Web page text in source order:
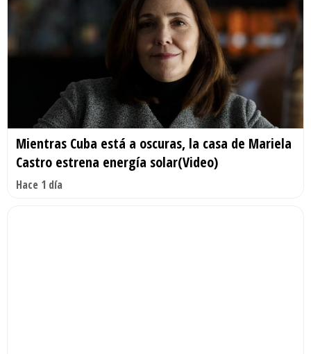
Mientras Cuba está a oscuras, la casa de Mariela
Castro estrena energía solar(Video)
Hace 1 día